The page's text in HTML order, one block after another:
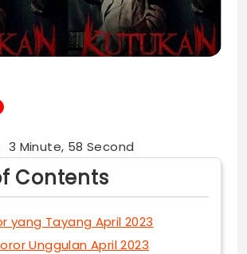
3 Minute, 58 Second
Contents
yang Tayang April 2023
Unggulan April 2023